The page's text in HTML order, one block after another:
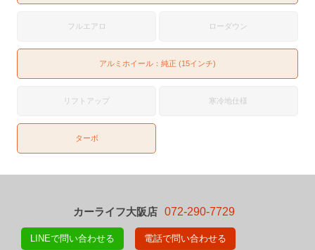
フルエアロ ローダウン
アルミホイール：純正 (15インチ)
リフトアップ 寒冷地仕様
ターボ
カーライフ大阪店 072-290-7729
LINEで問い合わせる 電話で問い合わせる